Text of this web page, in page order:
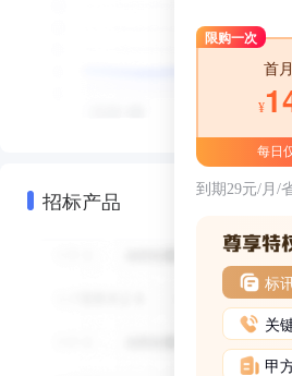
招标产品
限购一次
首
¥
每日
到期29元/月/
标
关
甲